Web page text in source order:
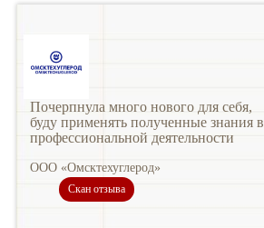
Почерпнула много нового для себя,
буду применять полученные знания в
профессиональной деятельности
ООО «Омсктехуглерод»
Скан отзыва